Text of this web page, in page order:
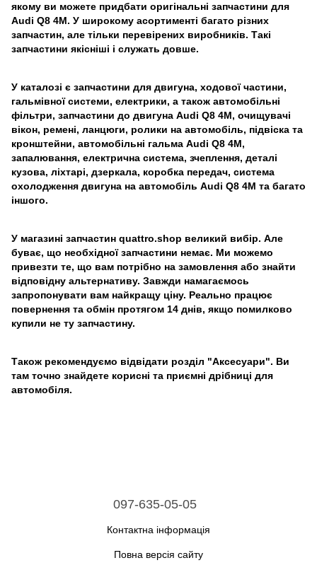
якому ви можете придбати оригінальні запчастини для
Audi Q8 4M. У широкому асортименті багато різних
запчастин, але тільки перевірених виробників. Такі
запчастини якісніші і служать довше.
У каталозі є запчастини для двигуна, ходової частини,
гальмівної системи, електрики, а також автомобільні
фільтри, запчастини до двигуна Audi Q8 4M, очищувачі
вікон, ремені, ланцюги, ролики на автомобіль, підвіска та
кронштейни, автомобільні гальма Audi Q8 4M,
запалювання, електрична система, зчеплення, деталі
кузова, ліхтарі, дзеркала, коробка передач, система
охолодження двигуна на автомобіль Audi Q8 4M та багато
іншого.
У магазині запчастин quattro.shop великий вибір. Але
буває, що необхідної запчастини немає. Ми можемо
привезти те, що вам потрібно на замовлення або знайти
відповідну альтернативу. Завжди намагаємось
запропонувати вам найкращу ціну. Реально працює
повернення та обмін протягом 14 днів, якщо помилково
купили не ту запчастину.
Також рекомендуємо відвідати розділ "Аксесуари". Ви
там точно знайдете корисні та приємні дрібниці для
автомобіля.
097-635-05-05
Контактна інформація
Повна версія сайту